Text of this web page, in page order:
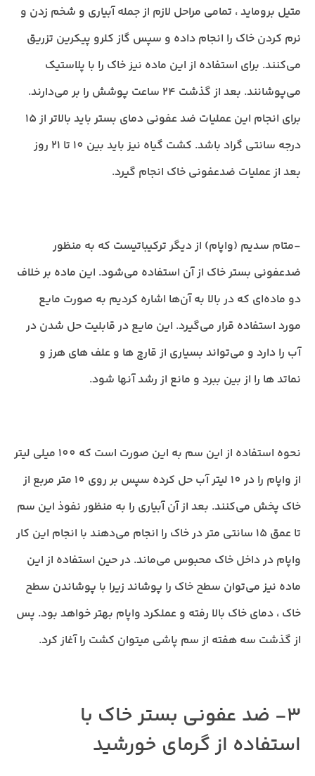
متیل بروماید ، تمامی مراحل لازم از جمله آبیاری و شخم زدن و
نرم کردن خاک را انجام داده و سپس گاز کلرو پیکرین تزریق
می‌کنند. برای استفاده از این ماده نیز خاک را با پلاستیک
می‌پوشانند. بعد از گذشت 24 ساعت پوشش را بر می‌دارند.
برای انجام این عملیات ضد عفونی دمای بستر باید بالاتر از 15
درجه سانتی گراد باشد. کشت گیاه نیز باید بین 10 تا 21 روز
بعد از عملیات ضدعفونی خاک انجام گیرد.
-متام سدیم (واپام) از دیگر ترکیباتیست که به منظور
ضدعفونی بستر خاک از آن استفاده می‌شود. این ماده بر خلاف
دو ماده‌ای که در بالا به آن‌ها اشاره کردیم به صورت مایع
مورد استفاده قرار می‌گیرد. این مایع در قابلیت حل شدن در
آب را دارد و می‌تواند بسیاری از قارچ ها و علف های هرز و
نماتد ها را از بین ببرد و مانع از رشد آنها شود.
نحوه استفاده از این سم به این صورت است که 100 میلی لیتر
از واپام را در 10 لیتر آب حل کرده سپس بر روی 10 متر مربع از
خاک پخش می‌کنند. بعد از آن آبیاری را به منظور نفوذ این سم
تا عمق 15 سانتی متر در خاک را انجام می‌دهند با انجام این کار
واپام در داخل خاک محبوس می‌ماند. در حین استفاده از این
ماده نیز می‌توان سطح خاک را پوشاند زیرا با پوشاندن سطح
خاک ، دمای خاک بالا رفته و عملکرد واپام بهتر خواهد بود. پس
از گذشت سه هفته از سم پاشی میتوان کشت را آغاز کرد.
3- ضد عفونی بستر خاک با
استفاده از گرمای خورشید